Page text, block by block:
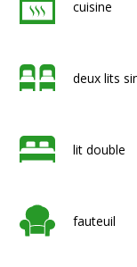
cuisine
deux lits
lit double
fauteuil